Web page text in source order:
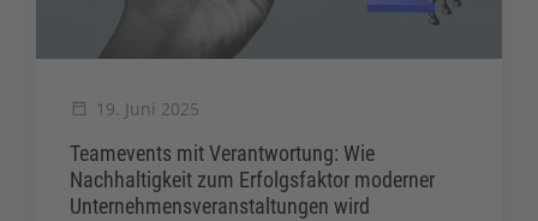
19. Juni 2025
Teamevents mit Verantwortung: Wie
Nachhaltigkeit zum Erfolgsfaktor moderner
Unternehmensveranstaltungen wird